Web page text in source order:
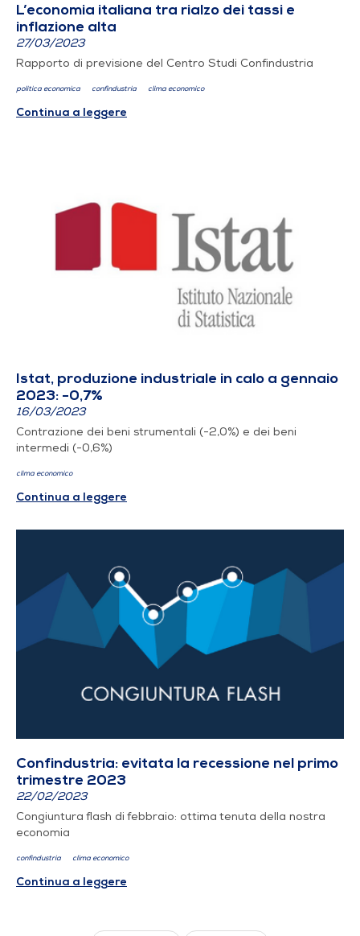
L’economia italiana tra rialzo dei tassi e
inflazione alta
27/03/2023
Rapporto di previsione del Centro Studi Confindustria
politica economica confindustria clima economico
Continua a leggere
Istat, produzione industriale in calo a gennaio
2023: -0,7%
16/03/2023
Contrazione dei beni strumentali (-2,0%) e dei beni
intermedi (-0,6%)
clima economico
Continua a leggere
Confindustria: evitata la recessione nel primo
trimestre 2023
22/02/2023
Congiuntura flash di febbraio: ottima tenuta della nostra
economia
confindustria clima economico
Continua a leggere